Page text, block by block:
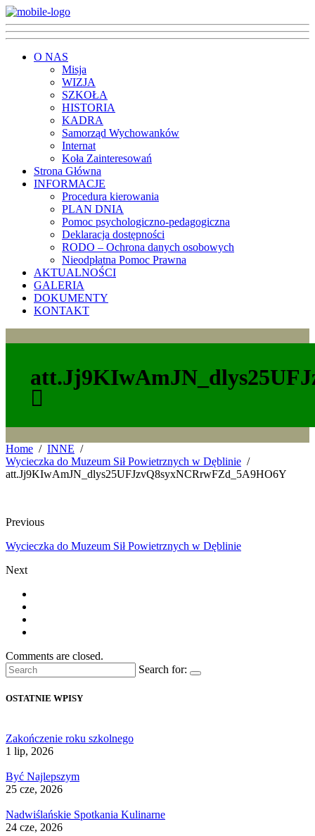
O NAS
Misja
WIZJA
SZKOŁA
HISTORIA
KADRA
Samorząd Wychowanków
Internat
Koła Zainteresowań
Strona Główna
INFORMACJE
Procedura kierowania
PLAN DNIA
Pomoc psychologiczno-pedagogiczna
Deklaracja dostępności
RODO – Ochrona danych osobowych
Nieodpłatna Pomoc Prawna
AKTUALNOŚCI
GALERIA
DOKUMENTY
KONTAKT
Home
INNE
Wycieczka do Muzeum Sił Powietrznych w Dęblinie
att.Jj9KIwAmJN_dlys25UFJzvQ8syxNCRrwFZd_5A9HO6Y
Previous
Wycieczka do Muzeum Sił Powietrznych w Dęblinie
Next
Comments are closed.
Search for:
OSTATNIE WPISY
Zakończenie roku szkolnego
1 lip, 2026
Być Najlepszym
25 cze, 2026
Nadwiślańskie Spotkania Kulinarne
24 cze, 2026